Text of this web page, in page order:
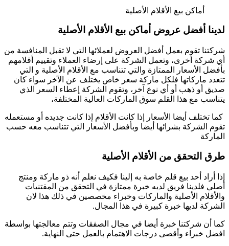
أماكن بيع الأقلام الأصلية
لدينا أفضل عروض أماكن بيع الأقلام الأصلية
شركتنا تقوم بعمل أفضل العروض لعملائها التي لا تقبل المنافسة من
أي شركة أخرى، وتعمل الشركة على إرضاء العملاء وتقييم أقلامهم
بأفضل الأسعار الممتازة والتي تتناسب مع الأقلام الأصلية و التي
تتعدد ماركاتها فلكل ماركة سعر خاص يختلف عن الآخر سواء كان
صديق أو ذهب أو أي نوع آخر، وتقوم الشركة إعطاء السعر الذي
يتناسب مع هذا القلم سوق الماركات العالية المختلفة،
كما تختلف أيضا الأسعار إذا كانت الأقلام إذا كانت جديده أو مستعمله
تقوم الشركة بشرائها أيضا وبأفضل الأسعار التي تتناسب معه حسب
الماركة
طرق التحقق من الأقلام الأصلية
إذا أراد أحد بيع قلم خاصة به إلينا فكيف نعلم أنه ذو ماركة ومنتج
أصلي فلدينا فريق لديه خبرة ممتازة في التحقق من المقتنيات
والأقلام الأصلية والماركات وخبراء مخصصين في ذلك هذا لان
الشركة لديها خبرة كبيرة في هذا المجال.
كما أن شركتنا خبرة أيضا في مجال الصفقات وتتم معالجتها بواسطة
افضل خبراء وأقصى درجات الاهتمام بالعمل حتى النهاية.